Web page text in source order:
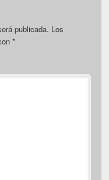
publicada. Los
*